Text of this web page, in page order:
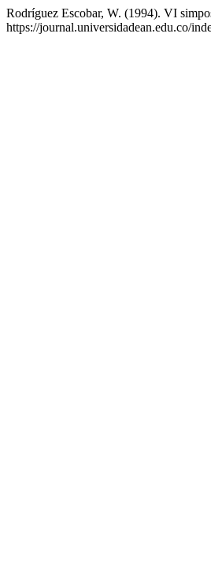
Rodríguez Escobar, W. (1994). VI
https://journal.universidadean.edu.co/